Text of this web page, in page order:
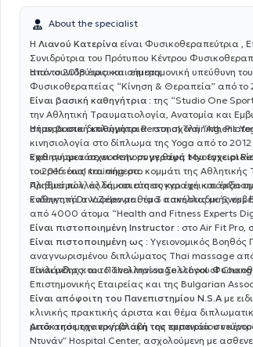
About the specialist
Η Λιανού Κατερίνα είναι Φυσικοθεραπεύτρια ,
Συνιδρύτρια του Πρότυπου Κέντρου
από το 2018 έως και σήμερα.
Ήταν συνιδρύτρια και επιστημονική υπεύθυνη
Φυσικοθεραπείας “Κίνηση & Θεραπεία” από το
Είναι βασική καθηγήτρια : της “Studio One
την Αθλητική Tραυματιολογία, Ανατομία και
σήμερα στα διπλώματα Personal Training,
Ήταν βασική καθηγήτρια :στη σχολή “Athens
κινησιολογία στο δίπλωμα της Yoga από το
καθηγήτρια σε workshops με θέμα Myofascial
το 2016 έως και σήμερα.
Έχει συμμετάσχει στην συγγραφή του
του personal training στο κομμάτι της
Πληθυσμών, αλλά και στη συγγραφή και έκδοση
καθηγητή Dr V.Zelev με θέμα ασκήσεις με Swiss
Αριθμεί πολλές δημοσιεύσεις και έχει υπάρξει
Ενδεικτικά αναφέρονται τα 3 πανελλαδικής
από 4000 άτομα “Health and Fitness Experts
Είναι πιστοποιημένη Instructor : στο Air Fit Pro,
Είναι πιστοποιημένη ως : Υγειονομικός
αναγνωρισμένου διπλώματος Thai massage από
Ταϊλάνδης και το Thai massage school of
Είναι μέλος:του Πανελληνίου Συλλόγου
Επιστημονικής Εταιρείας και της Bulgarian
Είναι απόφοιτη του Πανεπιστημίου N.S.A με
κλινικής πρακτικής άριστα και θέμα
μετά από μηχανική βλάβη του περονιαίου
Απόκτησε την εργασιακή της εμπειρία: σε
Ντυνάν” Hospital Center, ασχολούμενη με